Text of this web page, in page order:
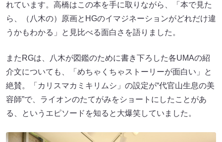
れています。高橋はこの本を手に取りながら、「本で見た
ら、（八木の）原画とHGのイマジネーションがどれだけ違
うかもわかる」と見比べる面白さを語りました。
またRGは、八木が図鑑のために書き下ろした各UMAの紹
介文についても、「めちゃくちゃストーリーが面白い」と
絶賛。「カリスマカミキリムシ」の設定が“代官山生息の美
容師”で、ライオンのたてがみをショートにしたことがあ
る、というエピソードを知ると大爆笑していました。